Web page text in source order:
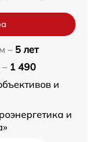
– 5 лет
1 490
и
и